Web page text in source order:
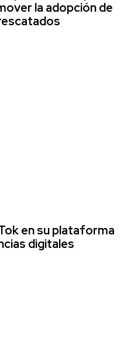
la adopción de
en su plataforma
digitales